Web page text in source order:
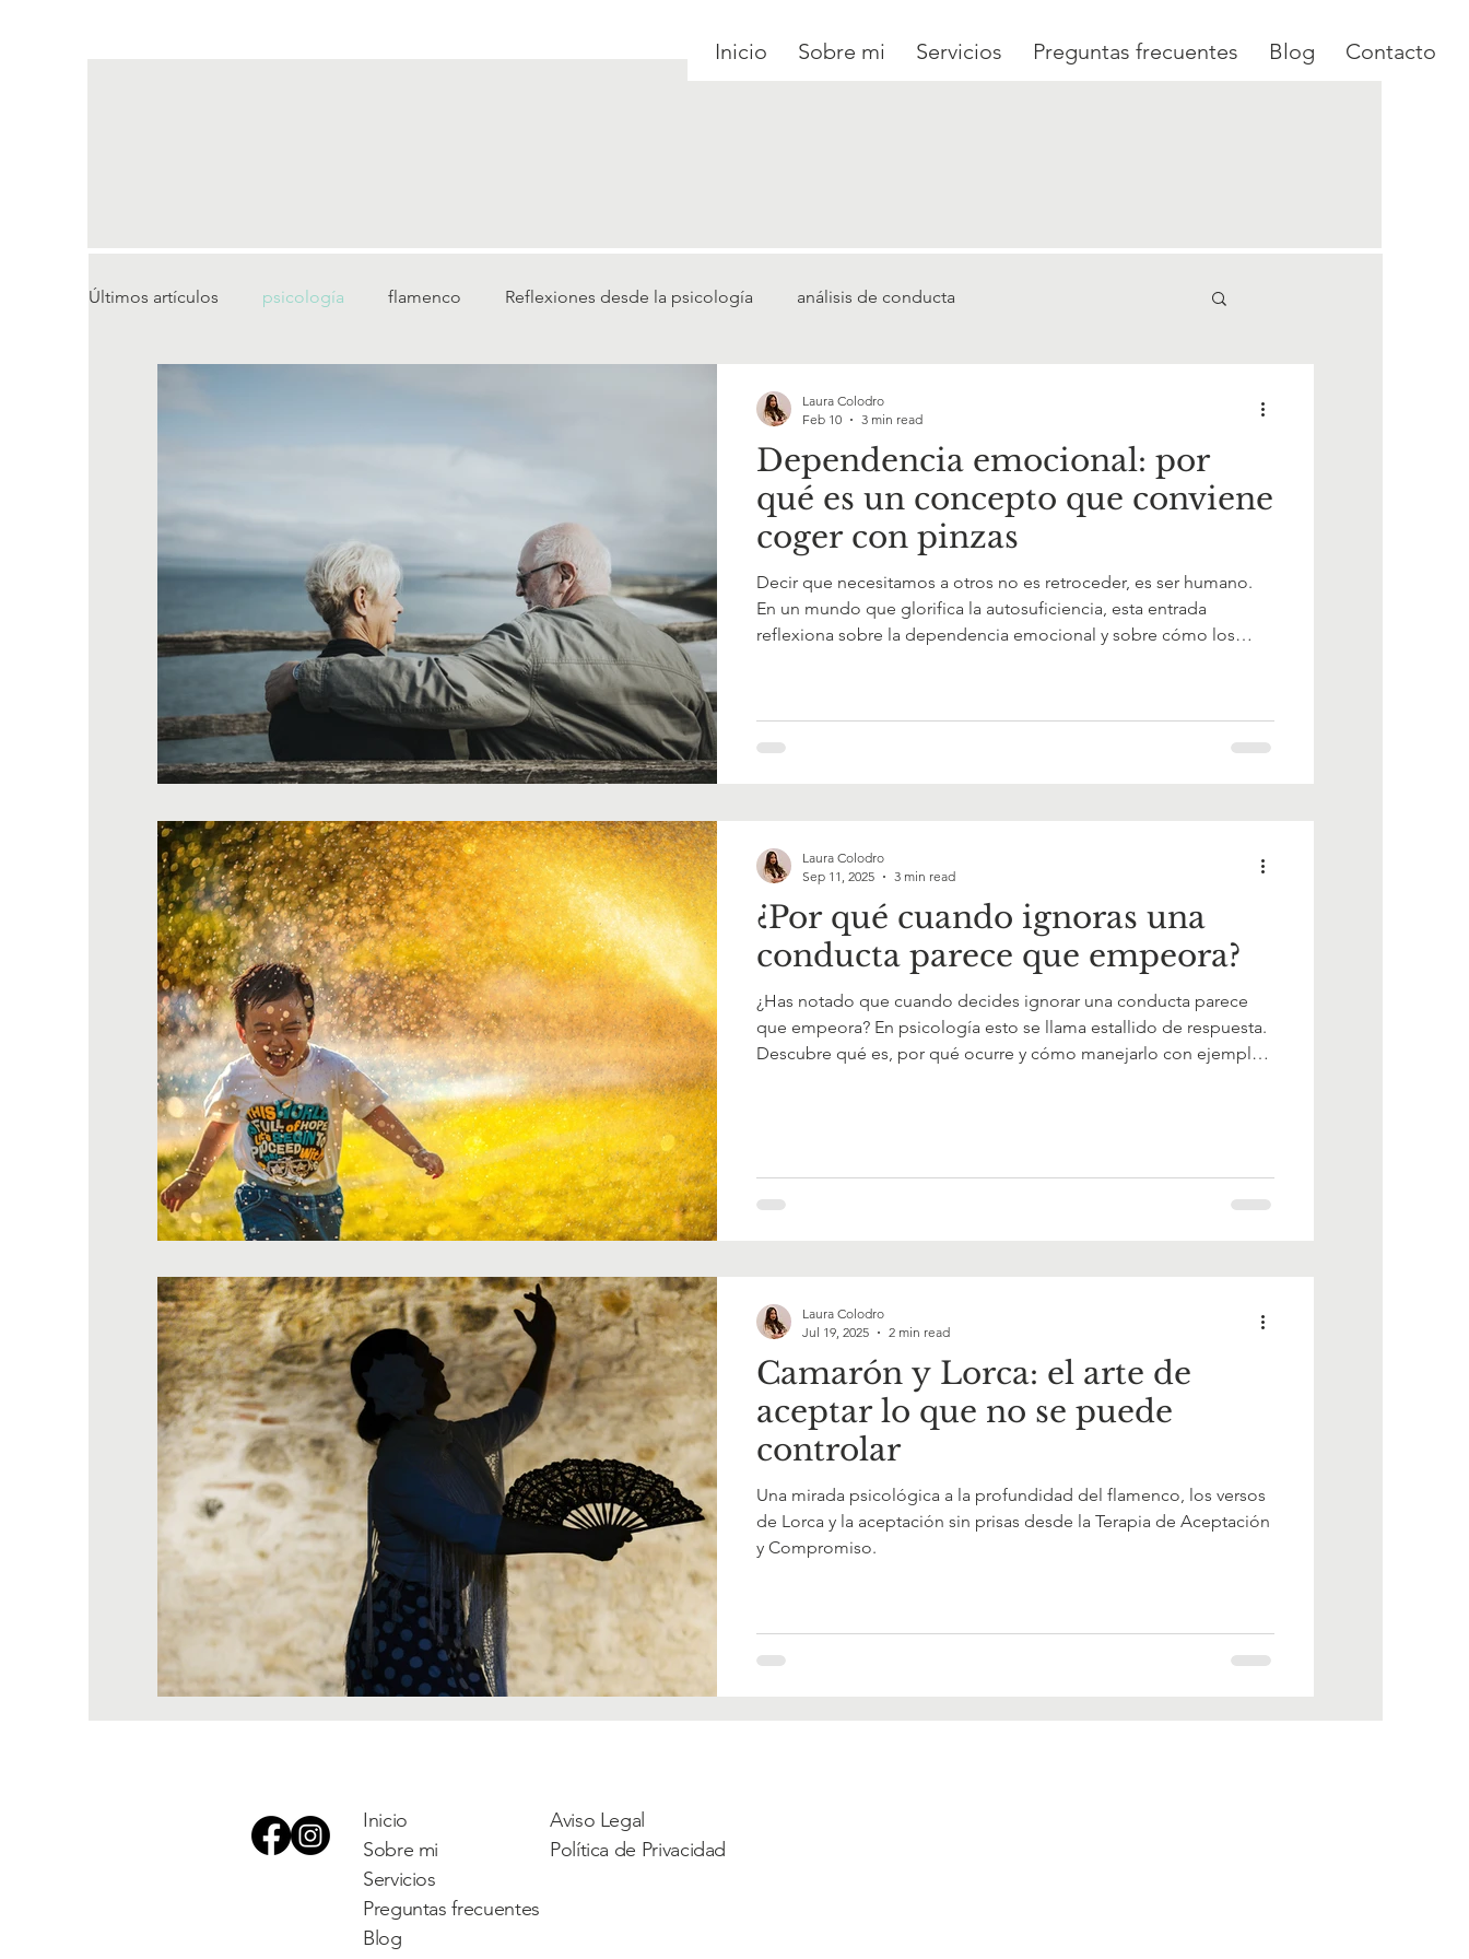
Inicio Sobre mi Servicios Preguntas frecuentes Blog Contacto
Últimos artículos psicología flamenco Reflexiones desde la psicología análisis de conducta
Dependencia emocional: por
qué es un concepto que conviene
coger con pinzas
Decir que necesitamos a otros no es retroceder, es ser humano.
En un mundo que glorifica la autosuficiencia, esta entrada
reflexiona sobre la dependencia emocional y sobre cómo los
Laura Colodro
Feb 10
3 min read
¿Por qué cuando ignoras una
conducta parece que empeora?
¿Has notado que cuando decides ignorar una conducta parece
que empeora? En psicología esto se llama estallido de respuesta.
Descubre qué es, por qué ocurre y cómo manejarlo con ejemplos
Laura Colodro
Sep 11, 2025
3 min read
Camarón y Lorca: el arte de
aceptar lo que no se puede
controlar
Una mirada psicológica a la profundidad del flamenco, los versos
de Lorca y la aceptación sin prisas desde la Terapia de Aceptación
y Compromiso.
Laura Colodro
Jul 19, 2025
2 min read
Inicio
Sobre mi
Servicios
Preguntas frecuentes
Blog
Aviso Legal
Política de Privacidad